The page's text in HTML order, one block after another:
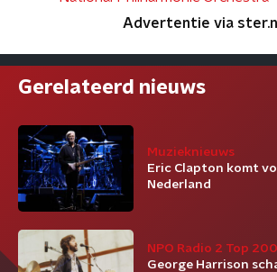
Advertentie via ster.nl
Gerelateerd nieuws
Muzieknieuws
Eric Clapton komt
Nederland
NPO Radio 2 Top
George Harrison